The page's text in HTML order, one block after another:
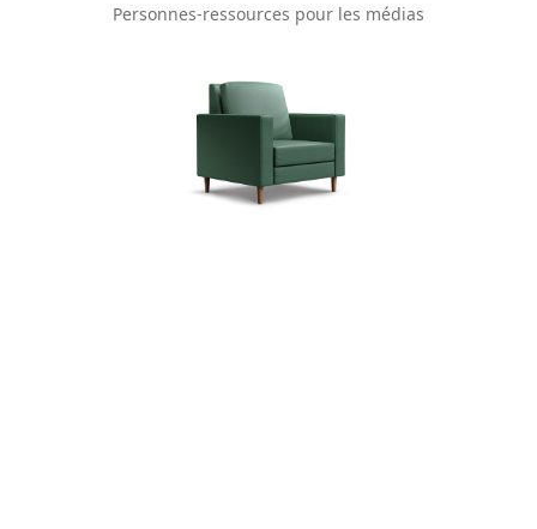
Personnes-ressources pour les médias